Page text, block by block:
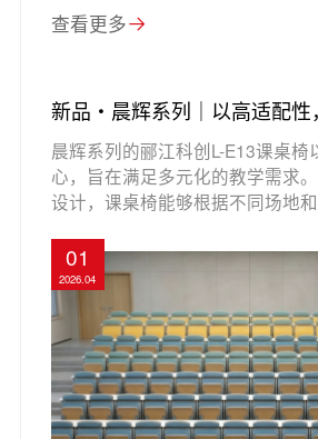
查看更多
新品・晨辉系列｜以高适配性
课堂
晨辉系列的郦江科创L-E13课桌椅
心，旨在满足多元化的教学需求
设计，课桌椅能够根据不同场地
人体工学设计有效缓解久坐疲劳
消声机构确保安静的学习环境。
化配色方案为教室增添了青春气息
觉美感。
01
2026.04